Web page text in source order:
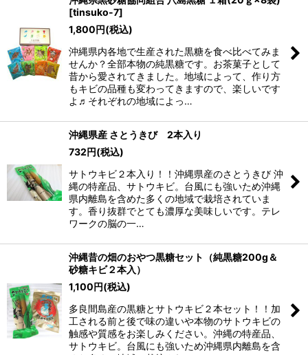
[tinsuko-7]
1,800円(税込)
沖縄県内各地で生産された黒糖を食べ比べてみま
せんか？全部本物の純黒糖です。お茶菓子として
昔から愛されてきました。地域によって、作り方
もキビの品種も変わってきますので、楽しいです
よ♬それぞれの地域によっ…
沖縄県産 さとうきび 2本入り
732円(税込)
サトウキビ２本入り！！沖縄県産のさとうきび 沖
縄の特産品、サトウキビ。台風にも強いため沖縄
県内離島を含めた多くの地域で栽培されていま
す。香り抜群でとても濃厚な美味しいです。テレ
ワークの脳の一…
沖縄昔の畑のおやつ黒糖セット（純黒糖200g＆
砂糖キビ２本入）
1,100円(税込)
多良間島産の黒糖とサトウキビ２本セット！！加
工される前と後で味の違いや本物のサトウキビの
触感や質感をお楽しみください。沖縄の特産品、
サトウキビ。台風にも強いため沖縄県内離島を含